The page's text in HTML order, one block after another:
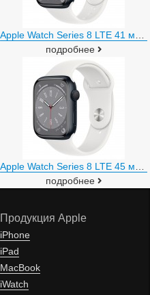
подробнее
подробнее
Продукция Apple
iPhone
iPad
MacBook
iWatch